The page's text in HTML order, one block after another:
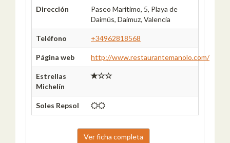
Dirección
Paseo Marítimo, 5, Playa de
Daimús, Daimuz, Valencia
Teléfono +34962818568
Página web http://www.restaurantemanolo.com/
Estrellas
Michelín
Soles Repsol
Ver ficha completa